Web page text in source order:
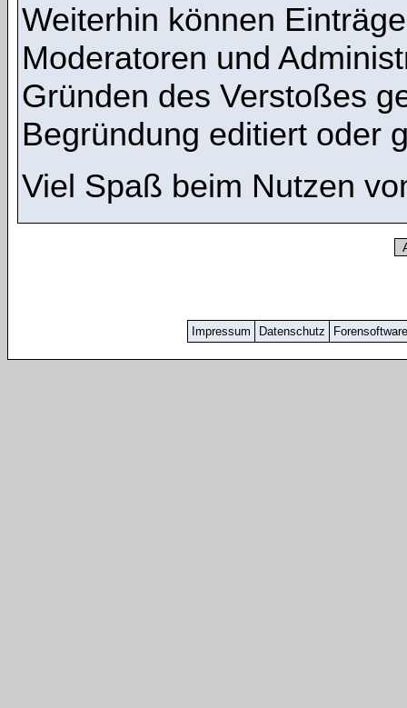
Weiterhin können
Moderatoren und
Gründen des Verstoßes
Begründung editiert oder
Viel Spaß beim Nutzen
Impressum Datenschutz